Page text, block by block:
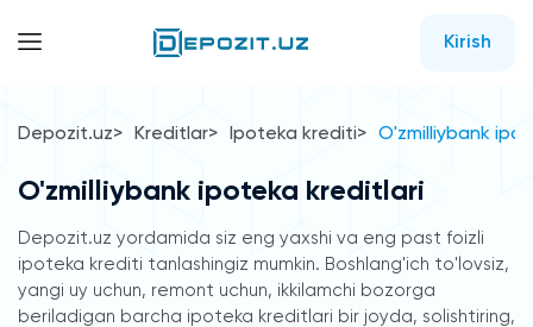
Kirish
Depozit.uz Kreditlar Ipoteka krediti O'zmilliybank
O'zmilliybank ipoteka kreditlari
Depozit.uz yordamida siz eng yaxshi va eng past foizli
ipoteka krediti tanlashingiz mumkin. Boshlang'ich to'lovsiz,
yangi uy uchun, remont uchun, ikkilamchi bozorga
beriladigan barcha ipoteka kreditlari bir joyda, solishtiring,